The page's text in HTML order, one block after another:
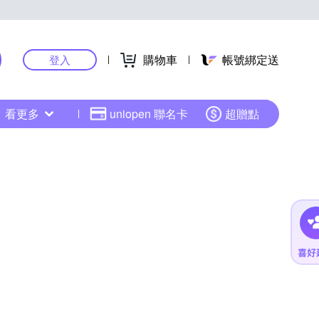
登入 購物車 帳號綁定送
看更多 uniopen 聯名卡 超贈點